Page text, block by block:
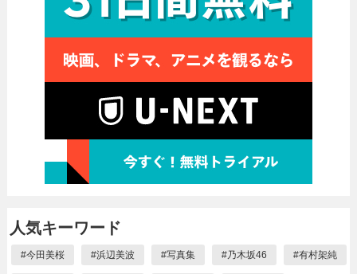
人気キーワード
#今田美桜 #浜辺美波 #写真集 #乃木坂46 #有村架純